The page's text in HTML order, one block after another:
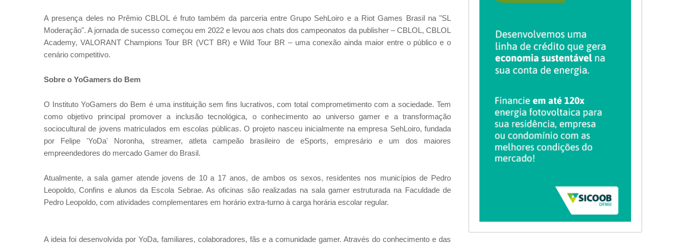
A presença deles no Prêmio CBLOL é fruto também da parceria entre Grupo SehLoiro e a Riot Games Brasil na "SL
Moderação". A jornada de sucesso começou em 2022 e levou aos chats dos campeonatos da publisher – CBLOL, CBLOL
Academy, VALORANT Champions Tour BR (VCT BR) e Wild Tour BR – uma conexão ainda maior entre o público e o
cenário competitivo.
Sobre o YoGamers do Bem
O Instituto YoGamers do Bem é uma instituição sem fins lucrativos, com total comprometimento com a sociedade. Tem
como objetivo principal promover a inclusão tecnológica, o conhecimento ao universo gamer e a transformação
sociocultural de jovens matriculados em escolas públicas. O projeto nasceu inicialmente na empresa SehLoiro, fundada
por Felipe 'YoDa' Noronha, streamer, atleta campeão brasileiro de eSports, empresário e um dos maiores
empreendedores do mercado Gamer do Brasil.
Atualmente, a sala gamer atende jovens de 10 a 17 anos, de ambos os sexos, residentes nos municípios de Pedro
Leopoldo, Confins e alunos da Escola Sebrae. As oficinas são realizadas na sala gamer estruturada na Faculdade de
Pedro Leopoldo, com atividades complementares em horário extra-turno à carga horária escolar regular.
A ideia foi desenvolvida por YoDa, familiares, colaboradores, fãs e a comunidade gamer. Através do conhecimento e das